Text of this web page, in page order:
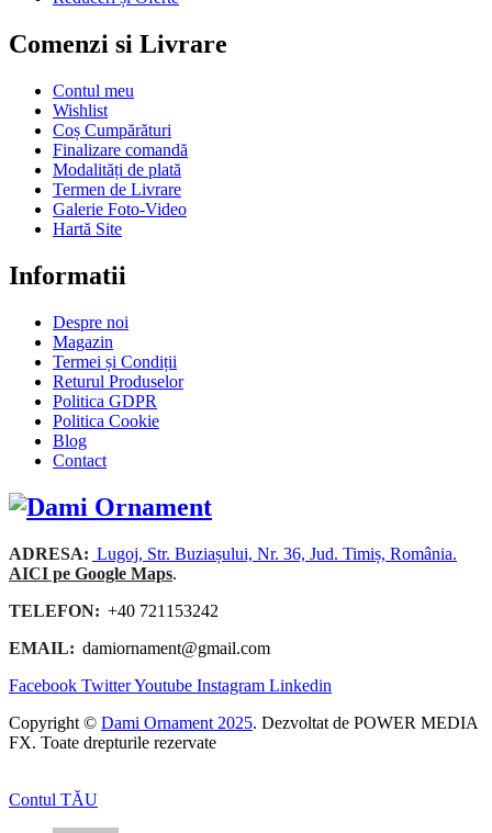
Comenzi si Livrare
Contul meu
Wishlist
Coș Cumpărături
Finalizare comandă
Modalități de plată
Termen de Livrare
Galerie Foto-Video
Hartă Site
Informatii
Despre noi
Magazin
Termei și Condiții
Returul Produselor
Politica GDPR
Politica Cookie
Blog
Contact
ADRESA: Lugoj, Str. Buziașului, Nr. 36, Jud. Timiș, România.
AICI pe Google Maps.
TELEFON: +40 721153242
EMAIL: damiornament@gmail.com
Facebook TwitterYoutube Instagram Linkedin
Copyright © Dami Ornament 2025. Dezvoltat de POWER MEDIA
FX. Toate drepturile rezervate
Contul TĂU